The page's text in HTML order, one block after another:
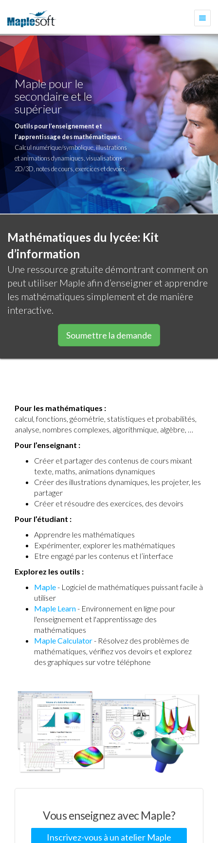
Maple pour le
secondaire et le
supérieur
Outils pour l’enseignement et
l’apprentissage des mathématiques.
Calcul numérique/symbolique, illustrations
et animations dynamiques, visualisations
2D/3D, notes de cours, exercices et devoirs.
Mathématiques du lycée: Kit
d’information
Une ressource gratuite démontrant comment on
peut utiliser Maple afin d’enseigner et apprendre
les mathématiques simplement et de manière
interactive.
Soumettre la demande
Pour les mathématiques :
calcul, fonctions, géométrie, statistiques et probabilités,
analyse, nombres complexes, algorithmique, algèbre, …
Pour l’enseignant :
Créer et partager des contenus de cours mixant
texte, maths, animations dynamiques
Créer des illustrations dynamiques, les projeter, les
partager
Créer et résoudre des exercices, des devoirs
Pour l’étudiant :
Apprendre les mathématiques
Expérimenter, explorer les mathématiques
Etre engagé par les contenus et l’interface
Explorez les outils :
Maple- Logiciel de mathématiques puissant facile à
utiliser
Maple Learn- Environnement en ligne pour
l'enseignement et l'apprentissage des
mathématiques
Maple Calculator- Résolvez des problèmes de
mathématiques, vérifiez vos devoirs et explorez
des graphiques sur votre téléphone
Vous enseignez avec Maple?
Inscrivez-vous à un atelier Maple